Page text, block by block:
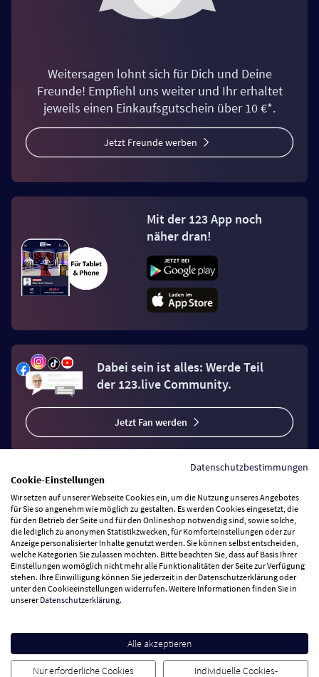
Weitersagen lohnt sich für Dich und Deine
Freunde! Empfiehl uns weiter und Ihr erhaltet
jeweils einen Einkaufsgutschein über 10 €*.
Jetzt Freunde werben
Mit der 123 App noch
näher dran!
Dabei sein ist alles: Werde Teil
der 123.live Community.
Jetzt Fan werden
Vertrag widerrufen
Zahlungsarten
Wir versenden mit
Besuchen Sie uns
Datenschutzbestimmungen
Cookie-Einstellungen
Wir setzen auf unserer Webseite Cookies ein, um die Nutzung unseres Angebotes
für Sie so angenehm wie möglich zu gestalten. Es werden Cookies eingesetzt, die
für den Betrieb der Seite und für den Onlineshop notwendig sind, sowie solche,
die lediglich zu anonymen Statistikzwecken, für Komforteinstellungen oder zur
Anzeige personalisierter Inhalte genutzt werden. Sie können selbst entscheiden,
welche Kategorien Sie zulassen möchten. Bitte beachten Sie, dass auf Basis Ihrer
Einstellungen womöglich nicht mehr alle Funktionalitäten der Seite zur Verfügung
stehen. Ihre Einwilligung können Sie jederzeit in der Datenschutzerklärung oder
unter den Cookieeinstellungen widerrufen. Weitere Informationen finden Sie in
unsererDatenschutzerklärung.
Alle akzeptieren
Nur erforderliche Cookies Individuelle Cookies-